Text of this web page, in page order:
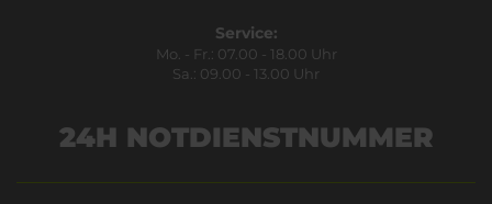
Service:
Mo. - Fr.: 07.00 - 18.00 Uhr
Sa.: 09.00 - 13.00 Uhr
24H NOTDIENSTNUMMER